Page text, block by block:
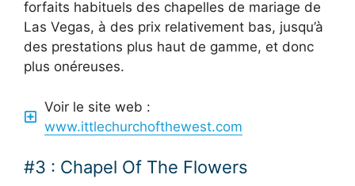
forfaits habituels des chapelles de mariage de
Las Vegas, à des prix relativement bas, jusqu’à
des prestations plus haut de gamme, et donc
plus onéreuses.
Voir le site web :
www.ittlechurchofthewest.com
#3 : Chapel Of The Flowers